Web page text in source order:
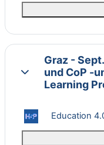
Einklappen
Graz -
und CoP -
Learning
Education